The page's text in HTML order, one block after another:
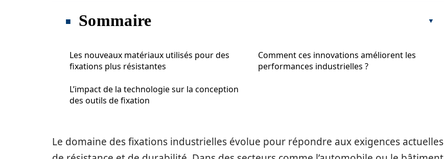
Sommaire
Les nouveaux matériaux utilisés pour des
fixations plus résistantes
L’impact de la technologie sur la conception
des outils de fixation
Comment ces innovations améliorent les
performances industrielles ?
Le domaine des fixations industrielles évolue pour répondre aux exigences actuelles